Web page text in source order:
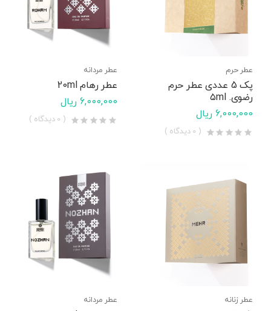
عطر حرم
پک 5 عددی عطر حرم
رضوی. ۵ml
6,000,000 ریال
( 0 دیدگاه )
عطر مردانه
عطر رهام 20ml
6,000,000 ریال
( 0 دیدگاه )
عطر زنانه عطر مردانه